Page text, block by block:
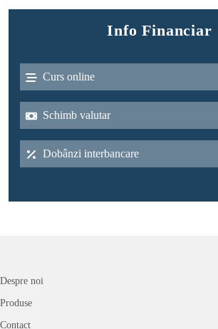
Info Financiar
Curs online
Schimb valutar
Dobânzi interbancare
Despre noi
Produse
Contact